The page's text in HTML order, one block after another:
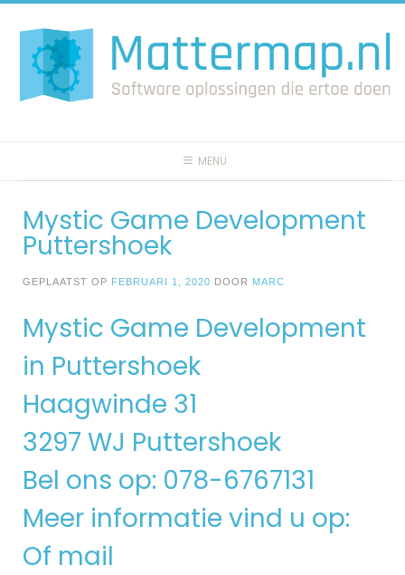
naar
inhoud
MENU
Mystic Game Development
Puttershoek
GEPLAATST OP FEBRUARI 1, 2020 DOOR MARC
Mystic Game Development
in Puttershoek
Haagwinde 31
3297 WJ Puttershoek
Bel ons op: 078-6767131
Meer informatie vind u op:
Of mail